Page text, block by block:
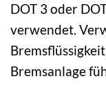
DOT 3 oder
verwendet.
Bremsanlage